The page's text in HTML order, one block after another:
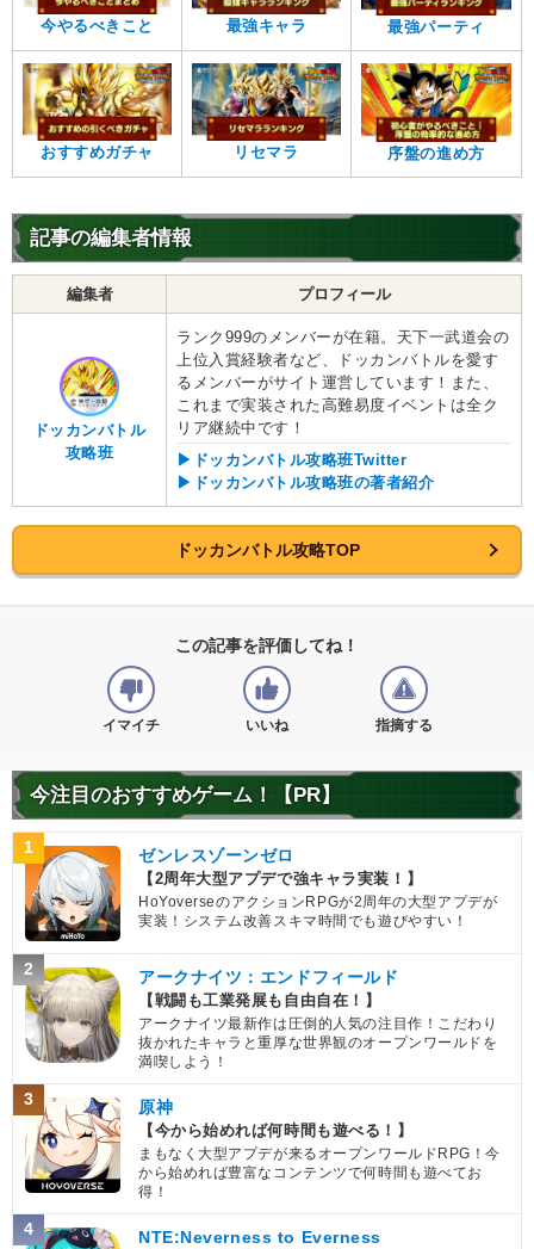
ブルーコンビ
9.5 /10点
かめはめ波
超サイヤ人
神戦士
神の次元
臨戦態勢
【一致するカテゴリー(
6)】
超サイヤ人を超えた力
神次元
純粋サイヤ人
かめはめ波
9.5 /10
【発動リンク効果】
・気力+4
・ATK+35%
【一致するリンクスキル(
5)】
超サイヤ人
驚異的なスピード
神戦士
神の次元
臨戦態勢
【一致するカテゴリー( 0)】
界王拳ブルー
【発動リンク効果】
・ATK+40%
【一致するリンクスキル(4)】
神の次元
神戦士
超サイヤ人
かめはめ波
孫悟空の系譜
かめはめ波
体得した進化
親友の絆
高速戦闘
超サイヤ人を超えた力
親子の絆
ゴッド悟空
6.5 /10点
【発動リンク効果】
・気力+2
・ATK+35%
【一致するリンクスキル(4)】
神戦士
超サイヤ人
神の次元
【一致するカテゴリー(11)】
純粋サイヤ人
神次元
孫悟空の系譜
かめはめ波
亀仙流
地球育ちの戦士
【発動リンク効果】
※発動条件あり
・ATK+25%
今やるべきこと 最強キャラ 最強パーティ
おすすめガチャ リセマラ 序盤の進め方
記事の編集者情報
編集者 プロフィール
ドッカンバトル
攻略班
ランク999のメンバーが在籍。天下一武道会の
上位入賞経験者など、ドッカンバトルを愛す
るメンバーがサイト運営しています！また、
これまで実装された高難易度イベントは全ク
リア継続中です！
▶ドッカンバトル攻略班Twitter
▶ドッカンバトル攻略班の著者紹介
ドッカンバトル攻略TOP
この記事を評価してね！
イマイチ いいね 指摘する
今注目のおすすめゲーム！【PR】
1 ゼンレスゾーンゼロ
【2周年大型アプデで強キャラ実装！】
HoYoverseのアクションRPGが2周年の大型アプデが
実装！システム改善スキマ時間でも遊びやすい！
2 アークナイツ：エンドフィールド
【戦闘も工業発展も自由自在！】
アークナイツ最新作は圧倒的人気の注目作！こだわり
抜かれたキャラと重厚な世界観のオープンワールドを
満喫しよう！
3 原神
【今から始めれば何時間も遊べる！】
まもなく大型アプデが来るオープンワールドRPG！今
から始めれば豊富なコンテンツで何時間も遊べてお
得！
4 NTE:Neverness to Everness